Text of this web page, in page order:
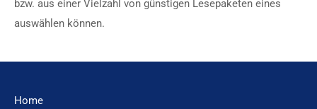
bzw. aus einer Vielzahl von günstigen Lesepaketen eines
auswählen können.
Home